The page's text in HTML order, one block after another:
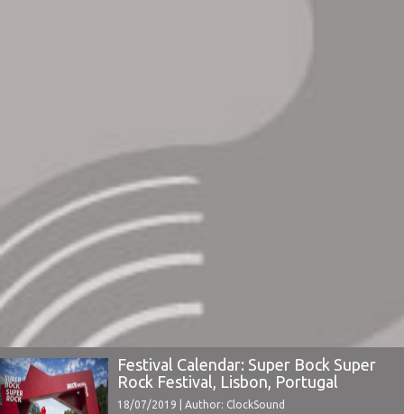
Festival Calendar: Super Bock Super
Rock Festival, Lisbon, Portugal
18/07/2019 | Author: ClockSound